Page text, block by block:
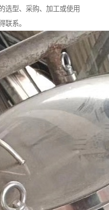
选型、采购、加工或使用
联系。